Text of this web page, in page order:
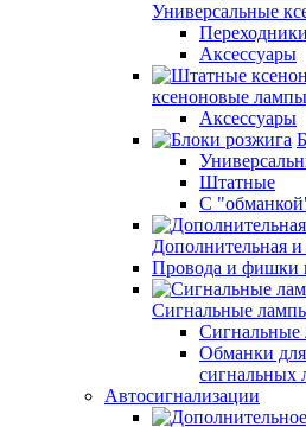
Универсальные
Переходники
Аксессуары
ксеноновые лампы
Аксессуары
Штатные
С
Дополнительная и
Провода и фишки
Cигнальные
Обманки
сигнальных
Автосигнализации